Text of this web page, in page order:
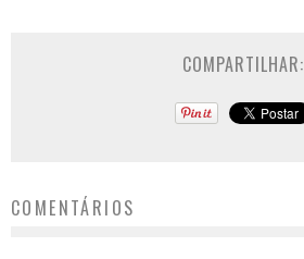
COMPARTILHAR:
COMENTÁRIOS